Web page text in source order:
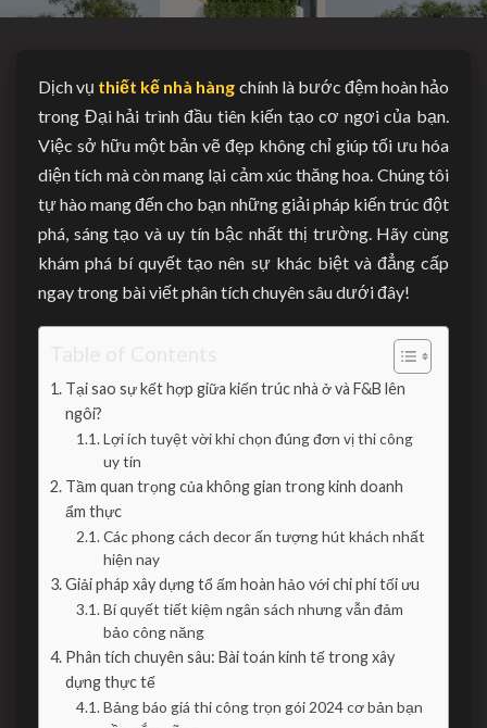
Dịch vụ thiết kế nhà hàng chính là bước đệm hoàn hảo
trong Đại hải trình đầu tiên kiến tạo cơ ngơi của bạn.
Việc sở hữu một bản vẽ đẹp không chỉ giúp tối ưu hóa
diện tích mà còn mang lại cảm xúc thăng hoa. Chúng tôi
tự hào mang đến cho bạn những giải pháp kiến trúc đột
phá, sáng tạo và uy tín bậc nhất thị trường. Hãy cùng
khám phá bí quyết tạo nên sự khác biệt và đẳng cấp
ngay trong bài viết phân tích chuyên sâu dưới đây!
Tại sao sự kết hợp giữa kiến trúc nhà ở và F&B lên
ngôi?
Lợi ích tuyệt vời khi chọn đúng đơn vị thi công
uy tín
Tầm quan trọng của không gian trong kinh doanh
ẩm thực
Các phong cách decor ấn tượng hút khách nhất
hiện nay
Giải pháp xây dựng tổ ấm hoàn hảo với chi phí tối ưu
Bí quyết tiết kiệm ngân sách nhưng vẫn đảm
bảo công năng
Phân tích chuyên sâu: Bài toán kinh tế trong xây
dựng thực tế
Bảng báo giá thi công trọn gói 2024 cơ bản bạn